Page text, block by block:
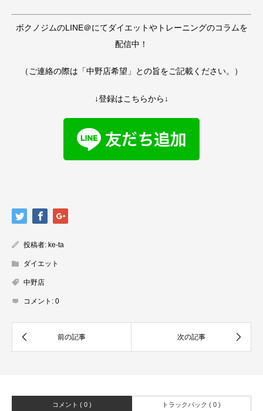
ボクノジムのLINE＠にてダイエットやトレーニングのコラムを
配信中！
（ご連絡の際は「中野店希望」との旨をご記載ください。）
↓登録はこちらから↓
投稿者: ke-ta
ダイエット
中野店
コメント: 0
コメント ( 0 ) トラックバック ( 0 )